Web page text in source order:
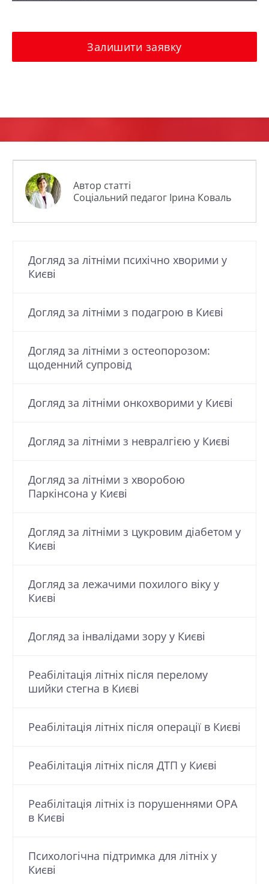
Залишити заявку
Автор статті
Соціальний педагог Ірина Коваль
Догляд за літніми психічно хворими у
Києві
Догляд за літніми з подагрою в Києві
Догляд за літніми з остеопорозом:
щоденний супровід
Догляд за літніми онкохворими у Києві
Догляд за літніми з невралгією у Києві
Догляд за літніми з хворобою
Паркінсона у Києві
Догляд за літніми з цукровим діабетом у
Києві
Догляд за лежачими похилого віку у
Києві
Догляд за інвалідами зору у Києві
Реабілітація літніх після перелому
шийки стегна в Києві
Реабілітація літніх після операції в Києві
Реабілітація літніх після ДТП у Києві
Реабілітація літніх із порушеннями ОРА
в Києві
Психологічна підтримка для літніх у
Києві